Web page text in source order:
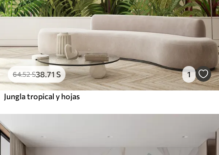
64.52S38 .71 S 1
Jungla tropical y hojas